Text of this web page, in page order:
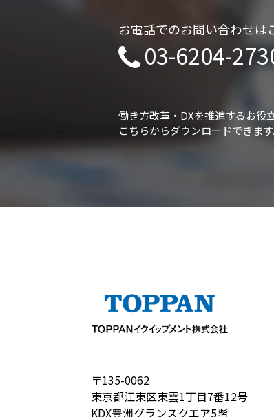
お電話でのお問い合わせは
03-6204-
働き方改革・DXを推進するお役
こちらからダウンロードできます
〒135-0062
東京都江東区東雲1丁目7番12号
KDX豊洲グランスクエア5階